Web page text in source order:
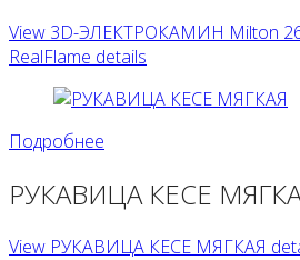
View 3D-ЭЛЕКТРОКАМИН Milton
RealFlame details
Подробнее
РУКАВИЦА КЕСЕ
View РУКАВИЦА КЕСЕ МЯГКАЯ